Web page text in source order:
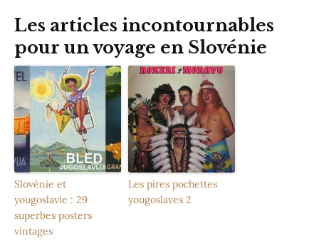
Les articles incontournables
pour un voyage en Slovénie
Slovénie et
yougoslavie : 29
superbes posters
vintages
Les pires pochettes
yougoslaves 2